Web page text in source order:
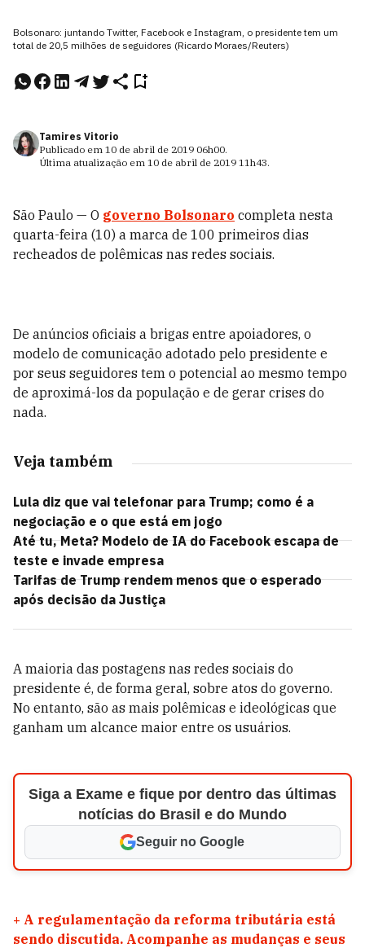
Bolsonaro: juntando Twitter, Facebook e Instagram, o presidente tem um
total de 20,5 milhões de seguidores (Ricardo Moraes/Reuters)
Tamires Vitorio
Publicado em 10 de abril de 2019 06h00.
Última atualização em 10 de abril de 2019 11h43.
São Paulo — O governo Bolsonaro completa nesta
quarta-feira (10) a marca de 100 primeiros dias
recheados de polêmicas nas redes sociais.
De anúncios oficiais a brigas entre apoiadores, o
modelo de comunicação adotado pelo presidente e
por seus seguidores tem o potencial ao mesmo tempo
de aproximá-los da população e de gerar crises do
nada.
Veja também
Lula diz que vai telefonar para Trump; como é a
negociação e o que está em jogo
Até tu, Meta? Modelo de IA do Facebook escapa de
teste e invade empresa
Tarifas de Trump rendem menos que o esperado
após decisão da Justiça
A maioria das postagens nas redes sociais do
presidente é, de forma geral, sobre atos do governo.
No entanto, são as mais polêmicas e ideológicas que
ganham um alcance maior entre os usuários.
Siga a Exame e fique por dentro das últimas
notícias do Brasil e do Mundo
Seguir no Google
+ A regulamentação da reforma tributária está
sendo discutida. Acompanhe as mudanças e seus